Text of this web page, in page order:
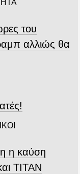
του
αλλιώς θα
η καύση
ΤΙΤΑΝ